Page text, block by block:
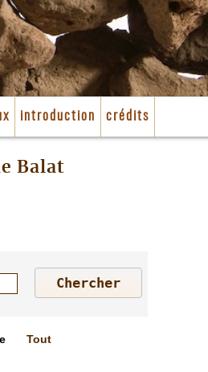
introduction crédits
Balat
Tout